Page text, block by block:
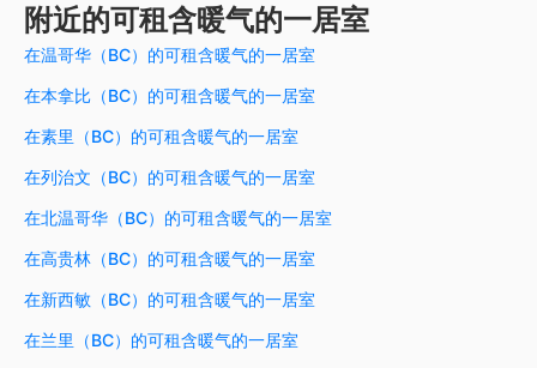
附近的可租含暖气的一居室
在温哥华（BC）的可租含暖气的一居室
在本拿比（BC）的可租含暖气的一居室
在素里（BC）的可租含暖气的一居室
在列治文（BC）的可租含暖气的一居室
在北温哥华（BC）的可租含暖气的一居室
在高贵林（BC）的可租含暖气的一居室
在新西敏（BC）的可租含暖气的一居室
在兰里（BC）的可租含暖气的一居室